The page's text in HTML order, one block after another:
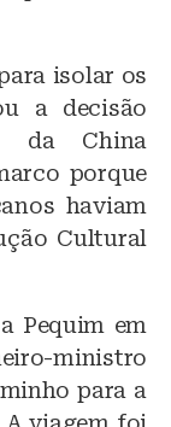
isolar os
a decisão
da China
porque
haviam
Cultural
Pequim em
ministro
para a